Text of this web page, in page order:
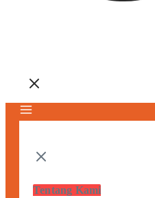
Tentang Kami